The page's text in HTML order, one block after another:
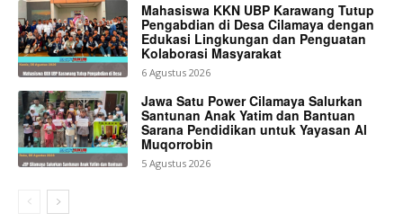
Mahasiswa KKN UBP Karawang Tutup
Pengabdian di Desa Cilamaya dengan
Edukasi Lingkungan dan Penguatan
Kolaborasi Masyarakat
6 Agustus 2026
Jawa Satu Power Cilamaya Salurkan
Santunan Anak Yatim dan Bantuan
Sarana Pendidikan untuk Yayasan Al
Muqorrobin
5 Agustus 2026